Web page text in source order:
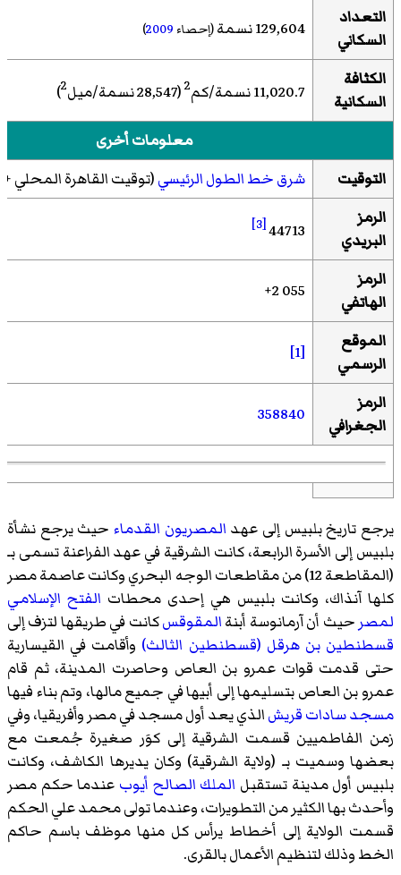
التعداد
السكاني
129,604 نسمة (إحصاء 2009
)
الكثافة
السكانية
11,020.7 نسمة/كم 2(28,547 نسمة/ميل 2
)
معلومات أخرى
التوقيت
شرق خط الطول الرئيسي(توقيت القاهرة المحلي +2
الرمز
البريدي
44713
[3]
الرمز
الهاتفي
055 2+
الموقع
الرسمي
[1]
الرمز
الجغرافي
358840
يرجع تاريخ بلبيس إلى عهد المصريون القدماء حيث يرجع نشأة
بلبيس إلى الأسرة الرابعة، كانت الشرقية في عهد الفراعنة تسمى بـ
(المقاطعة 12) من مقاطعات الوجه البحري وكانت عاصمة مصر
كلها آنذاك، وكانت بلبيس هي إحدى محطات الفتح الإسلامي
لمصر حيث أن آرمانوسة أبنةالمقوقسكانت في طريقها لتزف إلى
قسطنطين بن هرقل (قسطنطين الثالث) وأقامت في القيسارية
حتى قدمت قوات عمرو بن العاص وحاصرت المدينة، ثم قام
عمرو بن العاص بتسليمها إلى أبيها في جميع مالها، وتم بناء فيها
مسجد سادات قريشالذي يعد أول مسجد في مصر وأفريقيا، وفي
زمن الفاطميين قسمت الشرقية إلى كوَر صغيرة جُمعت مع
بعضها وسميت بـ (ولاية الشرقية) وكان يديرها الكاشف، وكانت
بلبيس أول مدينة تستقبل الملك الصالح أيوب عندما حكم مصر
وأحدث بها الكثير من التطويرات، وعندما تولى محمد علي الحكم
قسمت الولاية إلى أخطاط يرأس كل منها موظف باسم حاكم
الخط وذلك لتنظيم الأعمال بالقرى.